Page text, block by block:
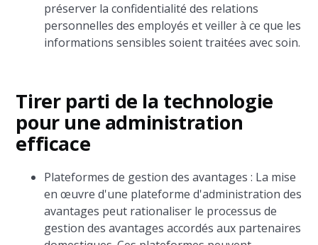
préserver la confidentialité des relations
personnelles des employés et veiller à ce que les
informations sensibles soient traitées avec soin.
Tirer parti de la technologie
pour une administration
efficace
Plateformes de gestion des avantages : La mise
en œuvre d'une plateforme d'administration des
avantages peut rationaliser le processus de
gestion des avantages accordés aux partenaires